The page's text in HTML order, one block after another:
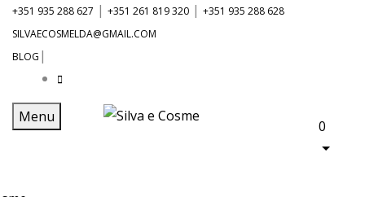
+351 935 288 627 | +351 261 819 320 | +351 935 288 628
SILVAECOSMELDA@GMAIL.COM
BLOG |
Menu
0